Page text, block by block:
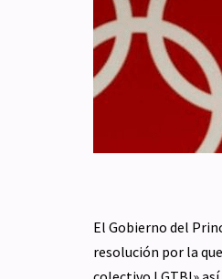
El Gobierno del
resolución por la